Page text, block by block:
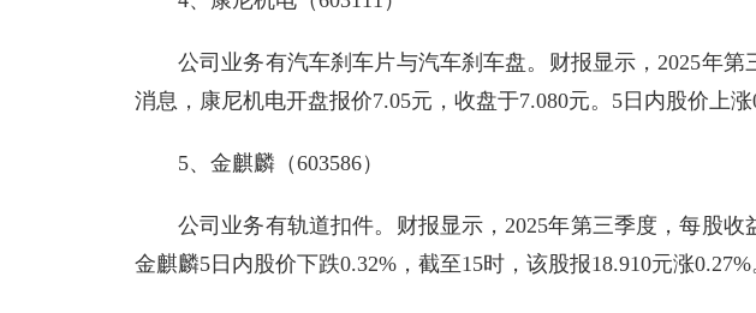
公司业务有汽车刹车片与汽车刹车盘。财报显示，2025年第
消息，康尼机电开盘报价7.05元，收盘于7.080元。5日内股价上涨
5、金麒麟（603586）
公司业务有轨道扣件。财报显示，2025年第三季度，每股收
金麒麟5日内股价下跌0.32%，截至15时，该股报18.910元涨0.27%